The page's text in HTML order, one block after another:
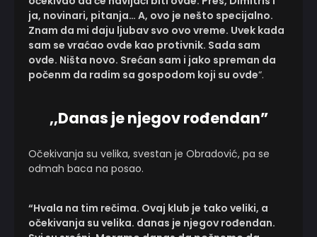
ja, novinari, pitanja… A, ovo je nešto specijalno.
Znam da mi daju ljubav svo ovo vreme. Uvek kada
sam se vraćao ovde kao protivnik. Sada sam
ovde. Ništa novo. Srećan sam i jako spreman da
počenm da radim sa gospodom koji su ovde“.
,,Danas je njegov rođendan”
Očekivanja su velika, svestan je Obradović, pa se
odmah baca na posao.
“Hvala na tim rečima. Ovaj klub je tako veliki, a
očekivanja su velika. danas je njegov rođendan.